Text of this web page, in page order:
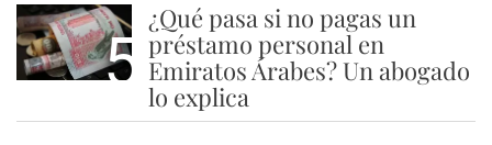
5
¿Qué pasa si no pagas un
préstamo personal en
Emiratos Árabes? Un abogado
lo explica